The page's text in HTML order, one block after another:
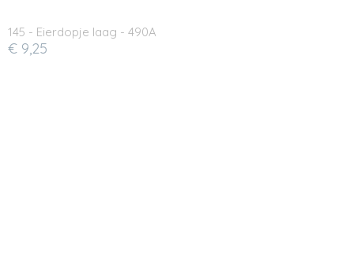
145 - Eierdopje laag - 490A
€ 9,25